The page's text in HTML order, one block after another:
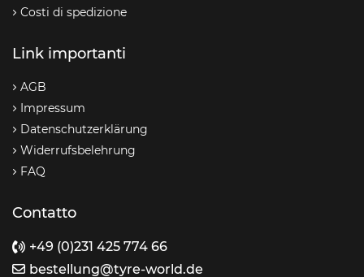
Costi di spedizione
Link importanti
AGB
Impressum
Datenschutzerklärung
Widerrufsbelehrung
FAQ
Contatto
+49 (0)231 425 774 66
bestellung@tyre-world.de